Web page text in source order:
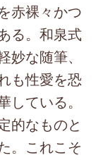
赤裸々かつ
る。和泉式
な随筆、
も性愛を恐
ている。
的なものと
。これこそ